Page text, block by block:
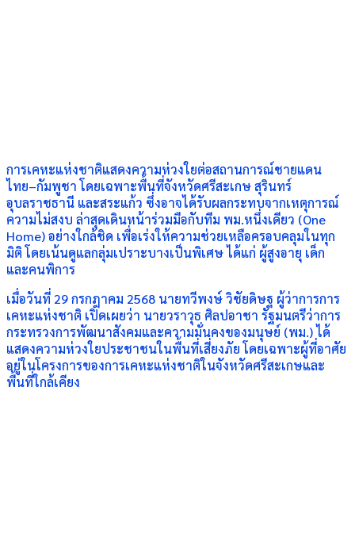
การเคหะแห่งชาติแสดงความห่วงใยต่อสถานการณ์ชายแดน
ไทย–กัมพูชา โดยเฉพาะพื้นที่จังหวัดศรีสะเกษ สุรินทร์
อุบลราชธานี และสระแก้ว ซึ่งอาจได้รับผลกระทบจากเหตุการณ์
ความไม่สงบ ล่าสุดเดินหน้าร่วมมือกับทีม พม.หนึ่งเดียว (One
Home) อย่างใกล้ชิด เพื่อเร่งให้ความช่วยเหลือครอบคลุมในทุก
มิติ โดยเน้นดูแลกลุ่มเปราะบางเป็นพิเศษ ได้แก่ ผู้สูงอายุ เด็ก
และคนพิการ
เมื่อวันที่ 29 กรกฎาคม 2568 นายทวีพงษ์ วิชัยดิษฐ ผู้ว่าการการ
เคหะแห่งชาติ เปิดเผยว่า นายวราวุธ ศิลปอาชา รัฐมนตรีว่าการ
กระทรวงการพัฒนาสังคมและความมั่นคงของมนุษย์ (พม.) ได้
แสดงความห่วงใยประชาชนในพื้นที่เสี่ยงภัย โดยเฉพาะผู้ที่อาศัย
อยู่ในโครงการของการเคหะแห่งชาติในจังหวัดศรีสะเกษและ
พื้นที่ใกล้เคียง